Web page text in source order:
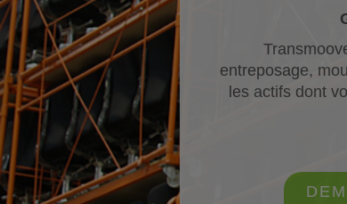
entreposage,
les actifs dont